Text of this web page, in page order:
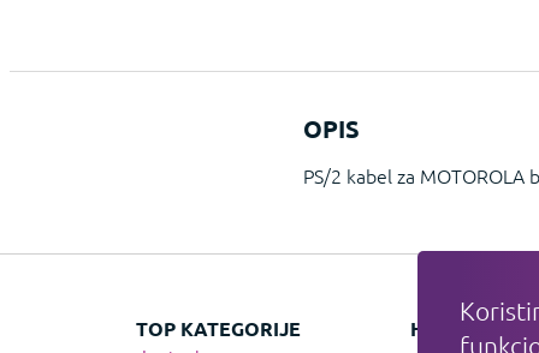
OPIS
PS/2 kabel za MOTOROLA
TOP KATEGORIJE HIT